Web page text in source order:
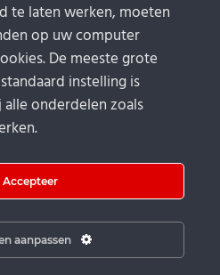
te laten werken, moeten
op uw computer
De meeste grote
instelling is
onderdelen zoals
Accepteer
aanpassen